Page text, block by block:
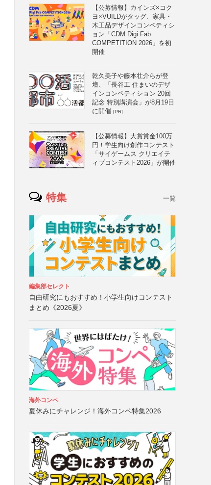
【公募情報】カインズ×コク
ヨ×VUILDがタッグ、家具・
木工品デザインコンペティシ
ョン「CDM Digi Fab
COMPETITION 2026」を初
開催
乾久美子や藤本壮介らが登
壇、「長谷工 住まいのデザ
インコンペティション 20回
記念 特別講演会」が8月19日
に開催 [PR]
【公募情報】大賞賞金100万
円！学生向け創作コンテスト
「サイゲームス クリエイテ
ィブコンテスト2026」が開催
特集 一覧
編集部セレクト
自由研究にもおすすめ！小学生向けコンテスト
まとめ《2026夏》
海外コンペ
夏休みにチャレンジ！海外コンペ特集2026